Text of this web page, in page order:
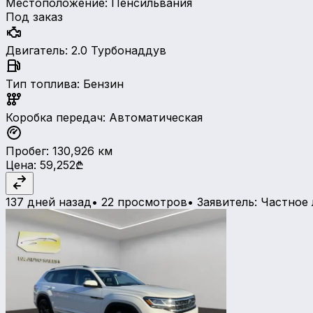
Под заказ
Двигатель: 2.0 Турбонаддув
Тип топлива: Бензин
Коробка передач: Автоматическая
Пробег: 130,926 км
Цена: 59,252₾
137 дней назад• 22 просмотров• Заявитель: Частное